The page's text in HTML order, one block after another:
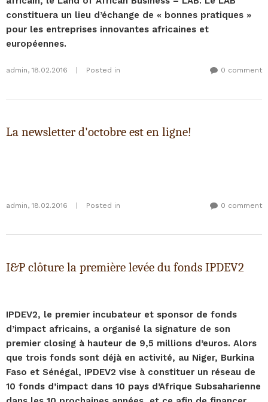
constituera un lieu d’échange de « bonnes pratiques »
pour les entreprises innovantes africaines et
européennes.
admin, 18.02.2016 Posted in 0 comment
La newsletter d'octobre est en ligne!
admin, 18.02.2016 Posted in 0 comment
I&P clôture la première levée du fonds IPDEV2
IPDEV2, le premier incubateur et sponsor de fonds
d’impact africains, a organisé la signature de son
premier closing à hauteur de 9,5 millions d’euros. Alors
que trois fonds sont déjà en activité, au Niger, Burkina
Faso et Sénégal, IPDEV2 vise à constituer un réseau de
10 fonds d’impact dans 10 pays d’Afrique Subsaharienne